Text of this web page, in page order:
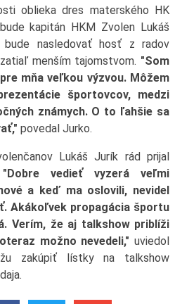
oblieka dres materského HK
kapitán HKM Zvolen Lukáš
nasledovať hosť z radov
menším tajomstvom. "Som
mňa veľkou výzvou. Môžem
športovcov, medzi
známych. O to ľahšie sa
povedal Jurko.
Lukáš Jurík rád prijal
"Dobre vedieť vyzerá veľmi
a keď ma oslovili, nevidel
Akákoľvek propagácia športu
Verím, že aj talkshow priblíži
možno nevedeli," uviedol
zakúpiť lístky na talkshow